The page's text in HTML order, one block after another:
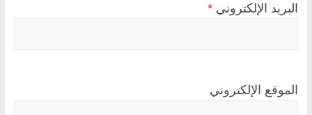
البريد الإلكتروني *
الموقع الإلكتروني